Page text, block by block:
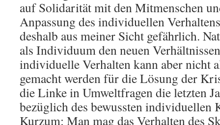
auf Solidarität mit den Mitmenschen
Anpassung des individuellen
deshalb aus meiner Sicht gefährlich.
als Individuum den neuen
individuelle Verhalten kann aber nicht
gemacht werden für die Lösung der
die Linke in Umweltfragen die letzten
bezüglich des bewussten individuellen
Kurzum: Man mag das Verhalten des